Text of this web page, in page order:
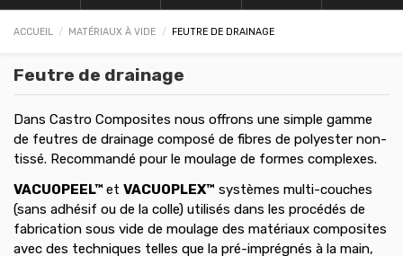
ACCUEIL MATÉRIAUX À VIDE FEUTRE DE DRAINAGE
Feutre de drainage
Dans Castro Composites nous offrons une simple gamme
de feutres de drainage composé de fibres de polyester non-
tissé. Recommandé pour le moulage de formes complexes.
VACUOPEEL™ et VACUOPLEX™ systèmes multi-couches
(sans adhésif ou de la colle) utilisés dans les procédés de
fabrication sous vide de moulage des matériaux composites
avec des techniques telles que la pré-imprégnés à la main,